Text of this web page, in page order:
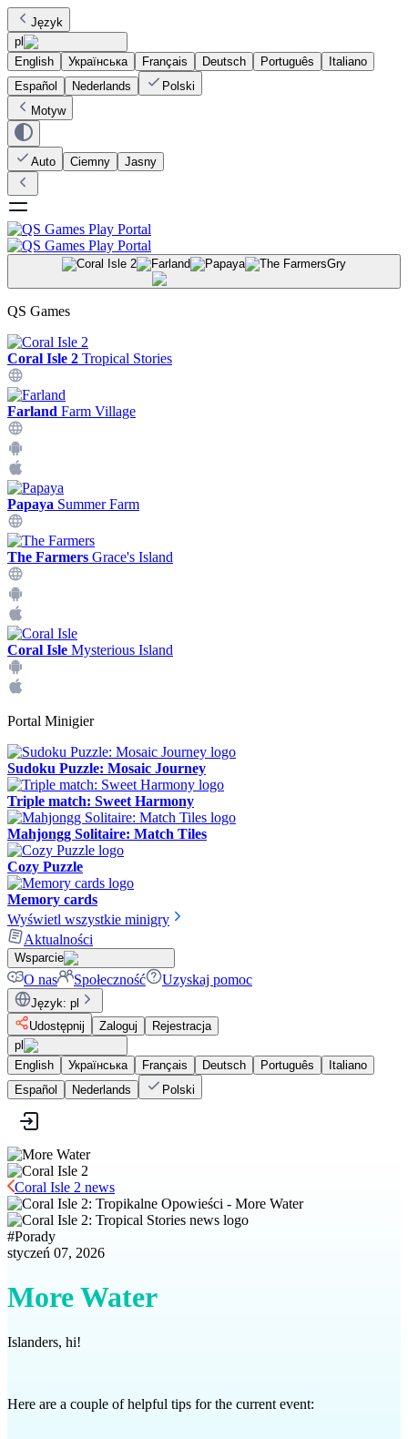
Język
pl
English
Українська Français Deutsch Português
Italiano
Español
Nederlands
Polski
Motyw
Auto Ciemny Jasny
Gry
QS Games
Coral Isle 2 Tropical Stories
Farland Farm Village
Papaya Summer Farm
The Farmers Grace's Island
Coral Isle Mysterious Island
Portal Minigier
Sudoku Puzzle: Mosaic Journey
Triple match: Sweet Harmony
Mahjongg Solitaire: Match Tiles
Cozy Puzzle
Memory cards
Wyświetl wszystkie minigry
Aktualności
Wsparcie
O nas Społeczność Uzyskaj pomoc
Język: pl
Udostępnij
Zaloguj
Rejestracja
pl
English
Українська Français Deutsch Português
Italiano
Español
Nederlands Polski
Coral Isle 2 news
#Porady
styczeń 07, 2026
More Water
Islanders, hi!
Here are a couple of helpful tips for the current event: